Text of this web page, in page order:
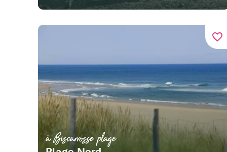
favorite_border
à Biscarrosse plage